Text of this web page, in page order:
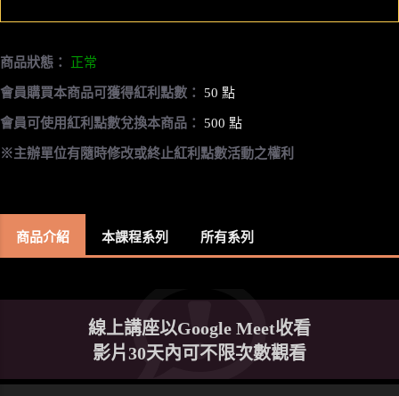
商品狀態： 正常
會員購買本商品可獲得紅利點數： 50 點
會員可使用紅利點數兌換本商品： 500 點
※主辦單位有隨時修改或終止紅利點數活動之權利
商品介紹 本課程系列 所有系列
線上講座以Google Meet收看
影片30天內可不限次數觀看